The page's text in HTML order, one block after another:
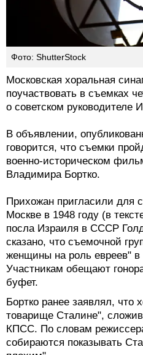
Фото: ShutterStock
Московская хоральная
поучаствовать в съемках
о советском руководителе
В объявлении,
говорится, что съемки
военно-историческом
Владимира Бортко.
Прихожан пригласили для
Москве в 1948 году (в
посла Израиля в СССР
сказано, что съемочной
женщины на роль евреев" в
Участникам обещают
буфет.
Бортко ранее заявлял, что
товарище Сталине",
КПСС. По словам
собираются показывать